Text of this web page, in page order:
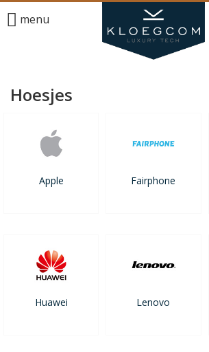
menu
Hoesjes
Apple Fairphone
Huawei Lenovo